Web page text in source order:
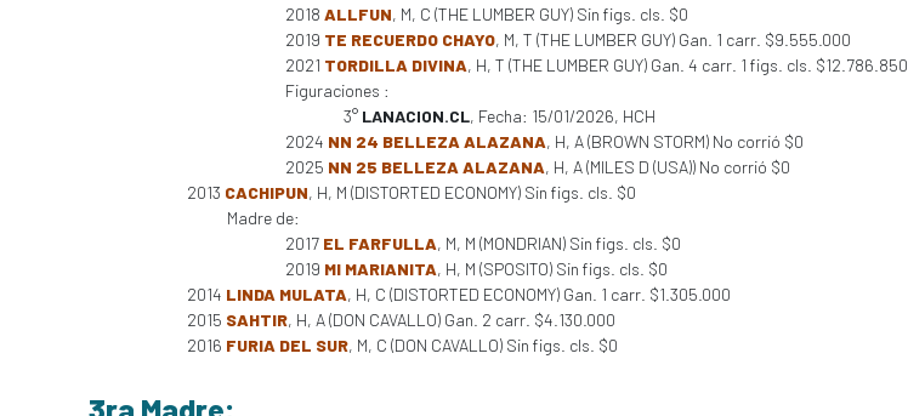
2018 ALLFUN, M, C (THE LUMBER GUY) Sin figs. cls. $0
2019 TE RECUERDO CHAYO, M, T (THE LUMBER GUY) Gan. 1 carr. $9.555.000
2021 TORDILLA DIVINA, H, T (THE LUMBER GUY) Gan. 4 carr. 1 figs. cls. $12.786.850
Figuraciones :
3° LANACION.CL, Fecha: 15/01/2026, HCH
2024 NN 24 BELLEZA ALAZANA, H, A (BROWN STORM) No corrió $0
2025 NN 25 BELLEZA ALAZANA, H, A (MILES D (USA)) No corrió $0
2013 CACHIPUN, H, M (DISTORTED ECONOMY) Sin figs. cls. $0
Madre de:
2017 EL FARFULLA, M, M (MONDRIAN) Sin figs. cls. $0
2019 MI MARIANITA, H, M (SPOSITO) Sin figs. cls. $0
2014 LINDA MULATA, H, C (DISTORTED ECONOMY) Gan. 1 carr. $1.305.000
2015 SAHTIR, H, A (DON CAVALLO) Gan. 2 carr. $4.130.000
2016 FURIA DEL SUR, M, C (DON CAVALLO) Sin figs. cls. $0
3ra Madre: